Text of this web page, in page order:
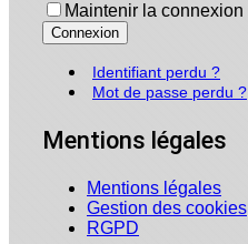
Maintenir la connexion
Connexion
Identifiant perdu ?
Mot de passe perdu ?
Mentions légales
Mentions légales
Gestion des cookies
RGPD